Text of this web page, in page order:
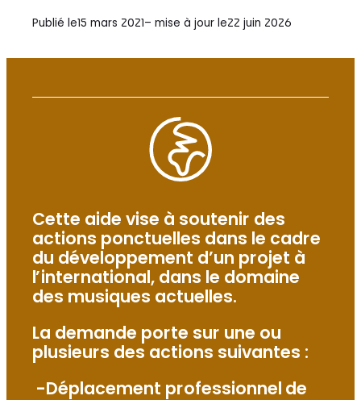
Publié le15 mars 2021 – mise à jour le22 juin 2026
Cette aide vise à soutenir des
actions ponctuelles dans le cadre
du développement d’un projet à
l’international, dans le domaine
des musiques actuelles.
La demande porte sur une ou
plusieurs des actions suivantes :
-Déplacement professionnel de